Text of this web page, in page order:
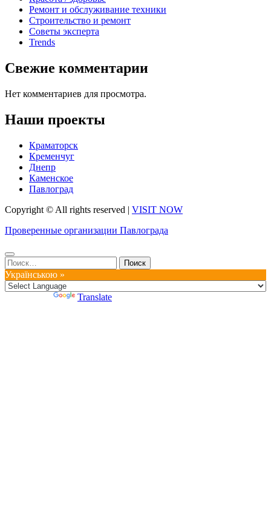
Ремонт и обслуживание техники
Строительство и ремонт
Советы эксперта
Trends
Свежие комментарии
Нет комментариев для просмотра.
Наши проекты
Краматорск
Кременчуг
Днепр
Каменское
Павлоград
Copyright © All rights reserved | VISIT NOW
Проверенные организации Павлограда
Найти:
Українською »
Translate